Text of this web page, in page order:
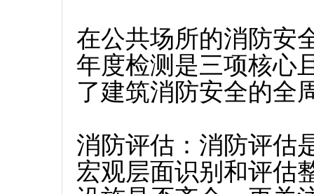
在公共场所的消防安
年度检测是三项核心
了建筑消防安全的全
消防评估：消防评估
宏观层面识别和评估